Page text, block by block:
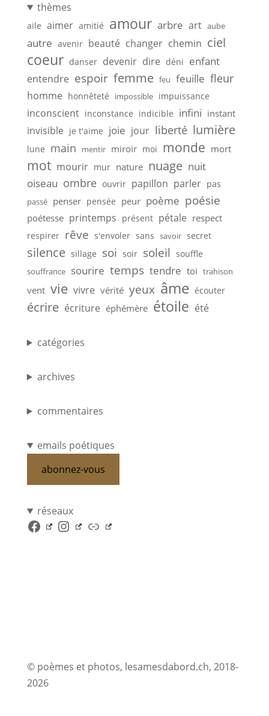
thèmes
aile aimer amitié amour arbre art aube
autre avenir beauté changer chemin ciel
coeur danser devenir dire déni enfant
entendre espoir femme feu feuille fleur
homme honnêteté impossible impuissance
inconscient inconstance indicible infini instant
invisible je t'aime joie jour liberté lumière
lune main mentir miroir moi monde mort
mot mourir mur nature nuage nuit
oiseau ombre ouvrir papillon parler pas
passé penser pensée peur poème poésie
poétesse printemps présent pétale respect
respirer rêve s'envoler sans savoir secret
silence sillage soi soir soleil souffle
souffrance sourire temps tendre toi trahison
vent vie vivre vérité yeux âme écouter
écrire écriture éphémère étoile été
catégories
archives
commentaires
emails poétiques
abonnez-vous
réseaux
Facebook
Instagram
Lien
© poèmes et photos, lesamesdabord.ch, 2018-
2026